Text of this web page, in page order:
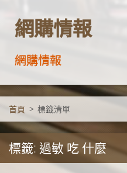
網購情報
網購情報
首頁 > 標籤清單
標籤: 過敏 吃 什麼